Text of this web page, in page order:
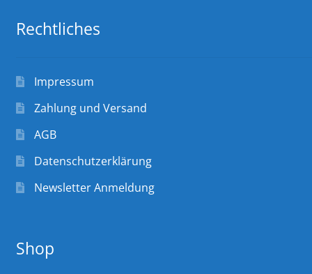
Rechtliches
Impressum
Zahlung und Versand
AGB
Datenschutzerklärung
Newsletter Anmeldung
Shop